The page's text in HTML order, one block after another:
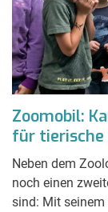
Zoomobil:
für tierische
Neben dem
noch einen
sind: Mit